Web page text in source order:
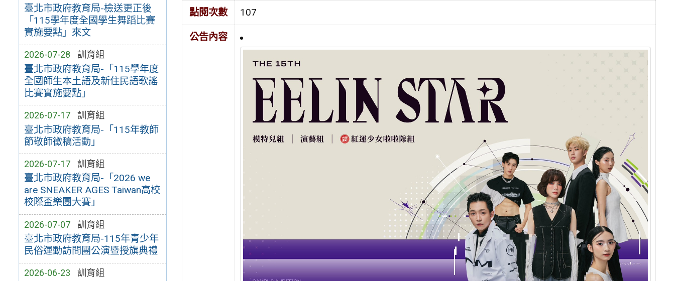
臺北市政府教育局-檢送更正後
「115學年度全國學生舞蹈比賽
實施要點」來文
2026-07-28 訓育組
臺北市政府教育局-「115學年度
全國師生本土語及新住民語歌謠
比賽實施要點」
2026-07-17 訓育組
臺北市政府教育局-「115年教師
節敬師徵稿活動」
2026-07-17 訓育組
臺北市政府教育局-「2026 we
are SNEAKER AGES Taiwan高校
校際盃樂團大賽」
2026-07-07 訓育組
臺北市政府教育局-115年青少年
民俗運動訪問團公演暨授旗典禮
2026-06-23 訓育組
點閱次數 107
公告內容